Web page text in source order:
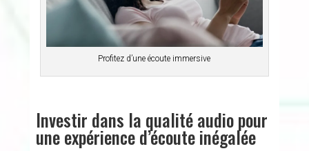
Profitez d’une écoute immersive
Investir dans la qualité audio pour
une expérience d’écoute inégalée